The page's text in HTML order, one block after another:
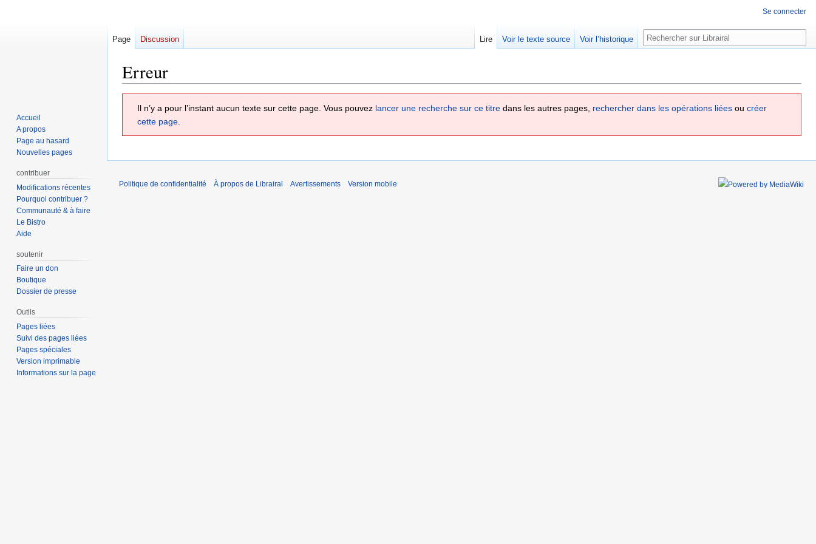
Erreur
Il n’y a pour l’instant aucun texte sur cette page. Vous pouvez lancer une recherche sur ce titre dans les autres pages, rechercher dans les opérations liées ou créer
cette page.
Se connecter
Page Discussion Lire Voir le texte source Voir l’historique Rechercher
Accueil
A propos
Page au hasard
Nouvelles pages
contribuer
Modifications récentes
Pourquoi contribuer ?
Communauté & à faire
Le Bistro
Aide
soutenir
Faire un don
Boutique
Dossier de presse
Outils
Pages liées
Suivi des pages liées
Pages spéciales
Version imprimable
Informations sur la page
Politique de confidentialité À propos de Librairal Avertissements Version mobile